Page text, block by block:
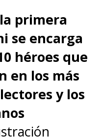
primera
se encarga
héroes que
en los más
y los